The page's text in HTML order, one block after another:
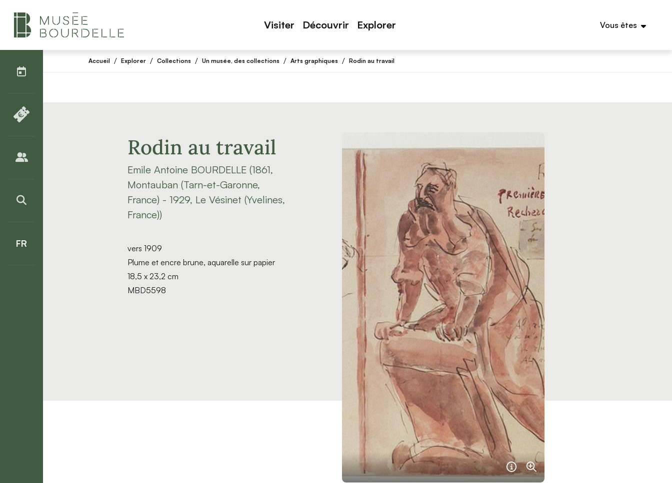
Visiter Découvrir Explorer Vous êtes
PUBLICS
>RECHERCHER
FR
Accueil / Explorer / Collections / Un musée, des collections / Arts graphiques / Rodin au travail
Rodin au travail
Emile Antoine BOURDELLE (1861,
Montauban (Tarn-et-Garonne,
France) - 1929, Le Vésinet (Yvelines,
France))
vers 1909
Plume et encre brune, aquarelle sur papier
18,5 x 23,2 cm
MBD5598
Information sur l'image
Agrandir